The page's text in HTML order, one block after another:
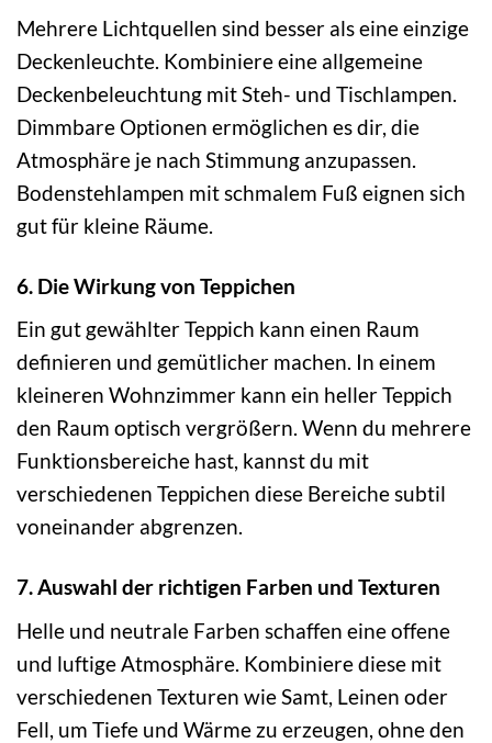
Mehrere Lichtquellen sind besser als eine einzige
Deckenleuchte. Kombiniere eine allgemeine
Deckenbeleuchtung mit Steh- und Tischlampen.
Dimmbare Optionen ermöglichen es dir, die
Atmosphäre je nach Stimmung anzupassen.
Bodenstehlampen mit schmalem Fuß eignen sich
gut für kleine Räume.
6. Die Wirkung von Teppichen
Ein gut gewählter Teppich kann einen Raum
definieren und gemütlicher machen. In einem
kleineren Wohnzimmer kann ein heller Teppich
den Raum optisch vergrößern. Wenn du mehrere
Funktionsbereiche hast, kannst du mit
verschiedenen Teppichen diese Bereiche subtil
voneinander abgrenzen.
7. Auswahl der richtigen Farben und Texturen
Helle und neutrale Farben schaffen eine offene
und luftige Atmosphäre. Kombiniere diese mit
verschiedenen Texturen wie Samt, Leinen oder
Fell, um Tiefe und Wärme zu erzeugen, ohne den